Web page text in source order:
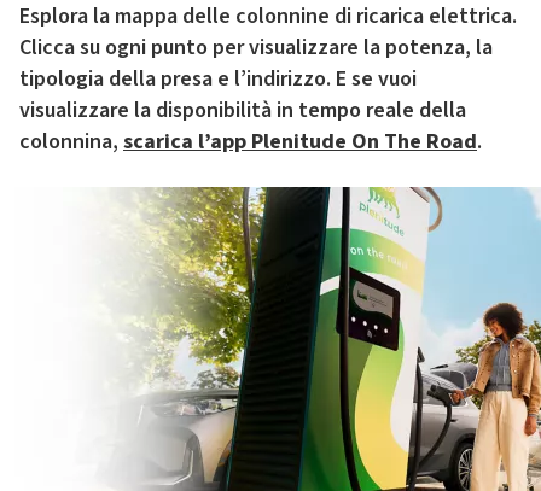
Esplora la mappa delle colonnine di ricarica elettrica.
Clicca su ogni punto per visualizzare la potenza, la
tipologia della presa e l’indirizzo. E se vuoi
visualizzare la disponibilità in tempo reale della
colonnina, scarica l’app Plenitude On The Road.